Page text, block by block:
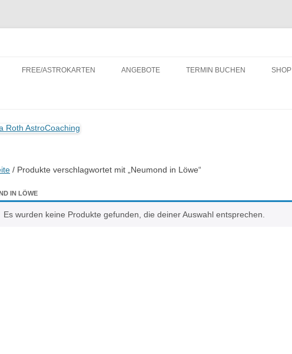
Inhalt
FREE/ASTROKARTEN ANGEBOTE TERMIN BUCHEN SHOP
/ Produkte verschlagwortet mit „Neumond in Löwe“
IN LÖWE
Es wurden keine Produkte gefunden, die deiner Auswahl entsprechen.